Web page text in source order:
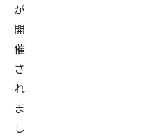
が
開
催
さ
れ
ま
し